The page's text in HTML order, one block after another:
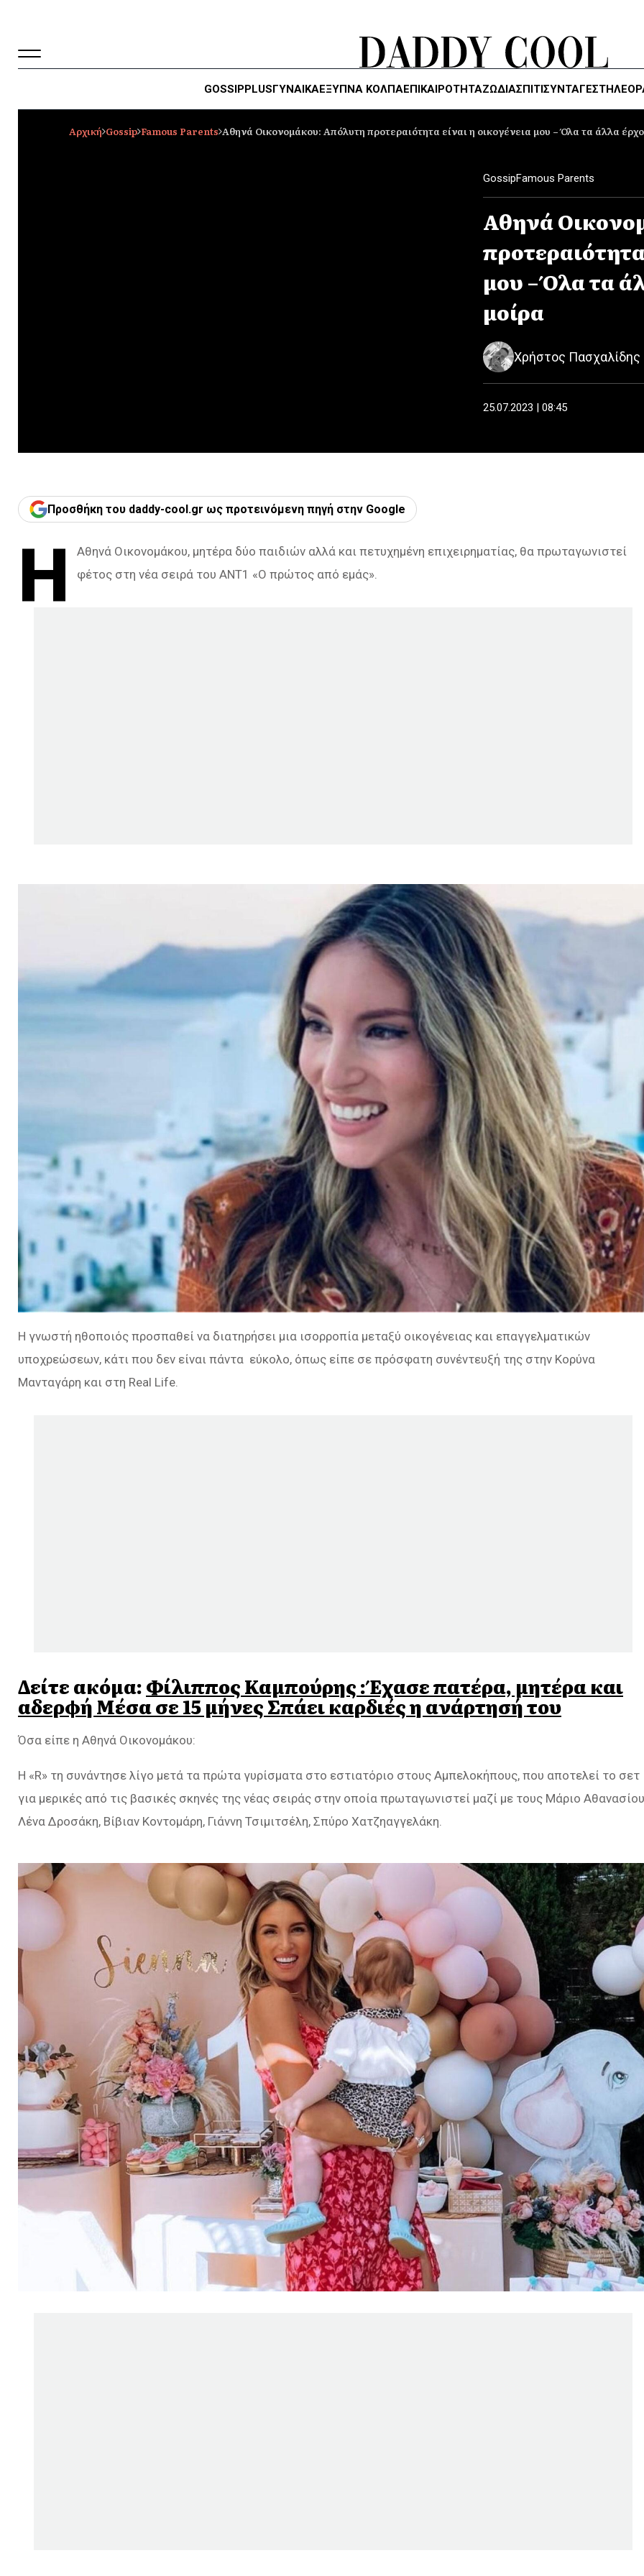
GOSSIPPLUSΓΥΝΑΙΚΑΈΞΥΠΝΑ ΚΌΛΠΑΕΠΙΚΑΙΡΟΤΗΤΑΖΏΔΙΑΣΠΙΤΙΣΥΝΤΑΓΕΣ
Αρχική Gossip Famous Parents Αθηνά Οικονομάκου: Απόλυτη προτεραιότητα είναι η οικογένεια μου – Όλα τα άλλα
GossipFamous Parents
Αθηνά
μου – Όλα τα
μοίρα
Χρήστος Πασχαλίδης
25.07.2023 | 08:45
Προσθήκη του daddy-cool.gr ως προτεινόμενη πηγή στην Google
H
Αθηνά Οικονομάκου, μητέρα δύο παιδιών αλλά και πετυχημένη επιχειρηματίας, θα πρωταγωνιστεί
φέτος στη νέα σειρά του ΑΝΤ1 «Ο πρώτος από εμάς».
Η γνωστή ηθοποιός προσπαθεί να διατηρήσει μια ισορροπία μεταξύ οικογένειας και επαγγελματικών
υποχρεώσεων, κάτι που δεν είναι πάντα εύκολο, όπως είπε σε πρόσφατη συνέντευξή της στην Κορύνα
Μανταγάρη και στη Real Life.
Δείτε ακόμα:Φίλιππος Kαμπούρης : Έχασε πατέρα, μητέρα και
αδερφή Μέσα σε 15 μήνες Σπάει καρδιές η ανάρτησή του
Όσα είπε η Αθηνά Οικονομάκου:
Η «R» τη συνάντησε λίγο μετά τα πρώτα γυρίσματα στο εστιατόριο στους Αμπελοκήπους, που αποτελεί το σετ
για μερικές από τις βασικές σκηνές της νέας σειράς στην οποία πρωταγωνιστεί μαζί με τους Μάριο
Λένα Δροσάκη, Βίβιαν Κοντομάρη, Γιάννη Τσιμιτσέλη, Σπύρο Χατζηαγγελάκη.